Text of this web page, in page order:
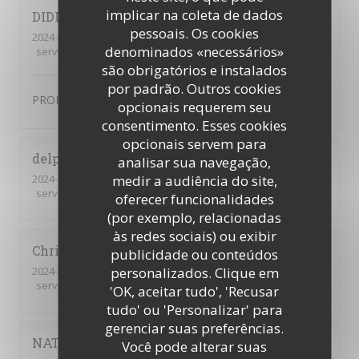
implicar na coleta de dados
pessoais. Os cookies
denominados «necessários»
são obrigatórios e instalados
por padrão. Outros cookies
opcionais requerem seu
consentimento. Esses cookies
opcionais servem para
analisar sua navegação,
medir a audiência do site,
oferecer funcionalidades
(por exemplo, relacionadas
às redes sociais) ou exibir
publicidade ou conteúdos
personalizados. Clique em
'OK, aceitar tudo', 'Recusar
tudo' ou 'Personalizar' para
gerenciar suas preferências.
Você pode alterar suas
DIDIER
2024-01-12
- 19:15 - guests 2
service
ambience: 4/5 menu:5/5 quality_price
PRODUIT FRAIS TRES BONNE QUALITE
delphine
2024-02-01
- 19:30 - guests 4
service
ambience menu: quality_price
Christine
2024-01-30
- 19:00 - guests 4
service
ambience /5 menu : /5 quality_price
NATHALIE